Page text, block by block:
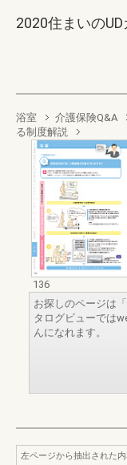
2020住まいの
浴室 介護保険Q&A
る制度解説
136
お探しのページは
タログビューでは
んになれます。
左ページから抽出された